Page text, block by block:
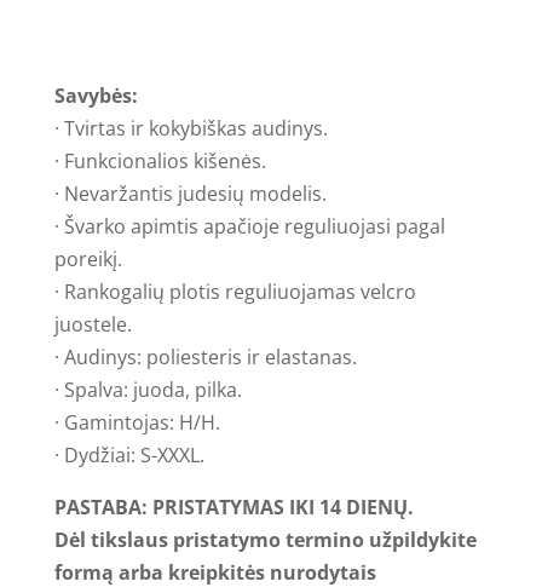
Savybės:
· Tvirtas ir kokybiškas audinys.
· Funkcionalios kišenės.
· Nevaržantis judesių modelis.
· Švarko apimtis apačioje reguliuojasi pagal
poreikį.
· Rankogalių plotis reguliuojamas velcro
juostele.
· Audinys: poliesteris ir elastanas.
· Spalva: juoda, pilka.
· Gamintojas: H/H.
· Dydžiai: S-XXXL.
PASTABA: PRISTATYMAS IKI 14 DIENŲ.
Dėl tikslaus pristatymo termino užpildykite
formą arba kreipkitės nurodytais